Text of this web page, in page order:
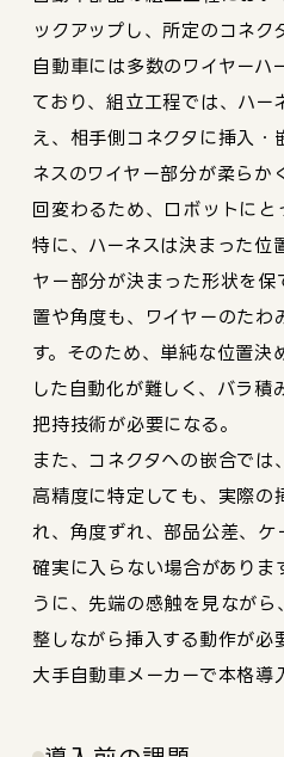
ックアップし、所定のコネク
自動車には多数のワイヤーハ
ており、組立工程では、ハー
え、相手側コネクタに挿入・
ネスのワイヤー部分が柔らか
回変わるため、ロボットにと
特に、ハーネスは決まった位
ヤー部分が決まった形状を保
置や角度も、ワイヤーのたわ
す。そのため、単純な位置決
した自動化が難しく、バラ積
把持技術が必要になる。
また、コネクタへの嵌合では
高精度に特定しても、実際の
れ、角度ずれ、部品公差、ケ
確実に入らない場合がありま
うに、先端の感触を見ながら
整しながら挿入する動作が必
大手自動車メーカーで本格導